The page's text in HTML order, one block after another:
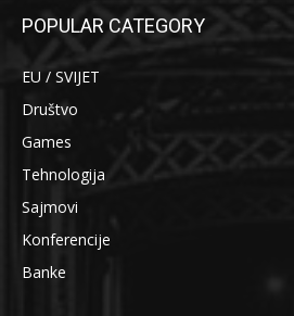
POPULAR CATEGORY
EU / SVIJET
Društvo
Games
Tehnologija
Sajmovi
Konferencije
Banke